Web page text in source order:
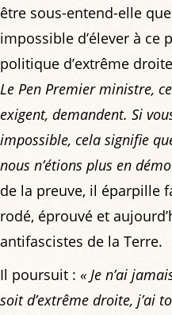
être sous-entend-elle
impossible d’élever à ce
politique d’extrême
Le Pen Premier ministre,
exigent, demandent. Si
impossible, cela signifie
nous n’étions plus en
de la preuve, il éparpille
rodé, éprouvé et
antifascistes de la Terre.
Il poursuit : « Je n’ai
soit d’extrême droite, j’ai